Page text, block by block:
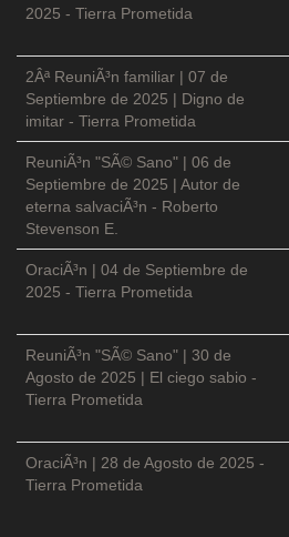
2025 - Tierra Prometida
2Âª ReuniÃ³n familiar | 07 de
Septiembre de 2025 | Digno de
imitar - Tierra Prometida
ReuniÃ³n "SÃ© Sano" | 06 de
Septiembre de 2025 | Autor de
eterna salvaciÃ³n - Roberto
Stevenson E.
OraciÃ³n | 04 de Septiembre de
2025 - Tierra Prometida
ReuniÃ³n "SÃ© Sano" | 30 de
Agosto de 2025 | El ciego sabio -
Tierra Prometida
OraciÃ³n | 28 de Agosto de 2025 -
Tierra Prometida